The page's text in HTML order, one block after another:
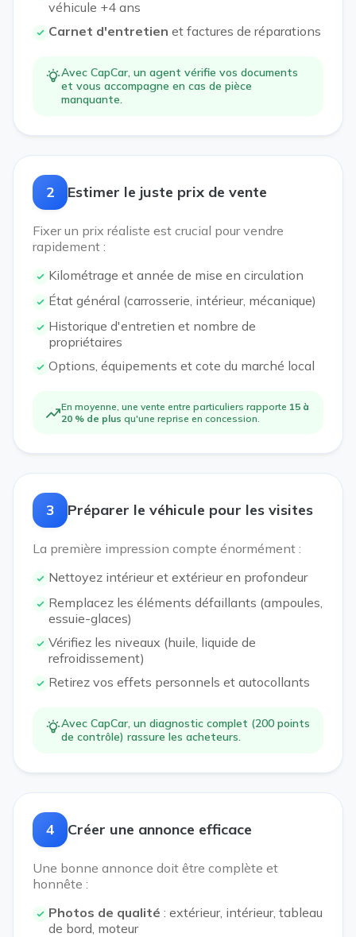
véhicule +4 ans
Carnet d'entretien et factures de réparations
Avec CapCar, un agent vérifie vos documents
et vous accompagne en cas de pièce
manquante.
2 Estimer le juste prix de vente
Fixer un prix réaliste est crucial pour vendre
rapidement :
Kilométrage et année de mise en circulation
État général (carrosserie, intérieur, mécanique)
Historique d'entretien et nombre de
propriétaires
Options, équipements et cote du marché local
En moyenne, une vente entre particuliers rapporte 15 à
20 % de plus qu'une reprise en concession.
3 Préparer le véhicule pour les visites
La première impression compte énormément :
Nettoyez intérieur et extérieur en profondeur
Remplacez les éléments défaillants (ampoules,
essuie-glaces)
Vérifiez les niveaux (huile, liquide de
refroidissement)
Retirez vos effets personnels et autocollants
Avec CapCar, un diagnostic complet (200 points
de contrôle) rassure les acheteurs.
4 Créer une annonce efficace
Une bonne annonce doit être complète et
honnête :
Photos de qualité : extérieur, intérieur, tableau
de bord, moteur